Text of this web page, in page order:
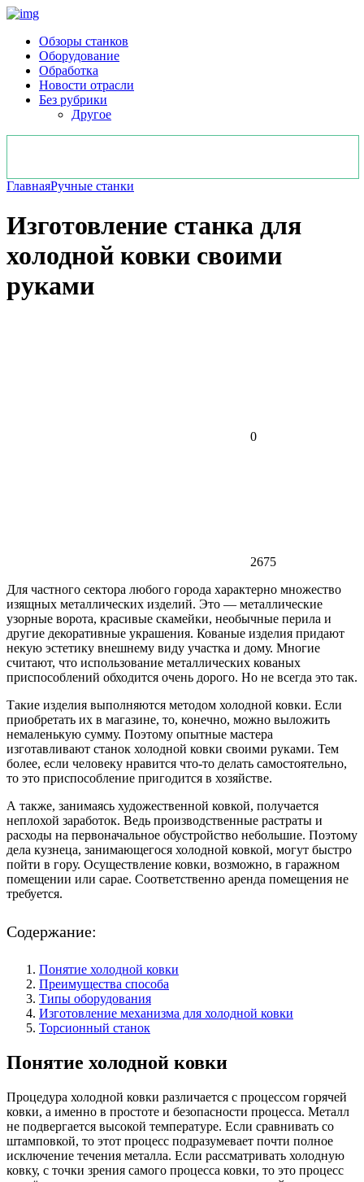
Обзоры станков
Оборудование
Обработка
Новости отрасли
Без рубрики
Другое
ГлавнаяРучные станки
Изготовление станка для
холодной ковки своими
руками
0
2675
Для частного сектора любого города характерно множество
изящных металлических изделий. Это — металлические
узорные ворота, красивые скамейки, необычные перила и
другие декоративные украшения. Кованые изделия придают
некую эстетику внешнему виду участка и дому. Многие
считают, что использование металлических кованых
приспособлений обходится очень дорого. Но не всегда это так.
Такие изделия выполняются методом холодной ковки. Если
приобретать их в магазине, то, конечно, можно выложить
немаленькую сумму. Поэтому опытные мастера
изготавливают станок холодной ковки своими руками. Тем
более, если человеку нравится что-то делать самостоятельно,
то это приспособление пригодится в хозяйстве.
А также, занимаясь художественной ковкой, получается
неплохой заработок. Ведь производственные растраты и
расходы на первоначальное обустройство небольшие. Поэтому
дела кузнеца, занимающегося холодной ковкой, могут быстро
пойти в гору. Осуществление ковки, возможно, в гаражном
помещении или сарае. Соответственно аренда помещения не
требуется.
Содержание:
Понятие холодной ковки
Преимущества способа
Типы оборудования
Изготовление механизма для холодной ковки
Торсионный станок
Понятие холодной ковки
Процедура холодной ковки различается с процессом горячей
ковки, а именно в простоте и безопасности процесса. Металл
не подвергается высокой температуре. Если сравнивать со
штамповкой, то этот процесс подразумевает почти полное
исключение течения металла. Если рассматривать холодную
ковку, с точки зрения самого процесса ковки, то это процесс